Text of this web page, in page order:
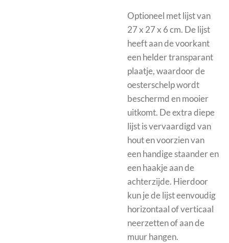
Optioneel metlijst van
27 x 27 x 6 cm. De lijst
heeft aan de voorkant
een helder transparant
plaatje, waardoor de
oesterschelp wordt
beschermd en mooier
uitkomt. De extra diepe
lijst is vervaardigd van
hout en voorzien van
een handige staander en
een haakje aan de
achterzijde. Hierdoor
kun je de lijst eenvoudig
horizontaal of verticaal
neerzetten of aan de
muur hangen.